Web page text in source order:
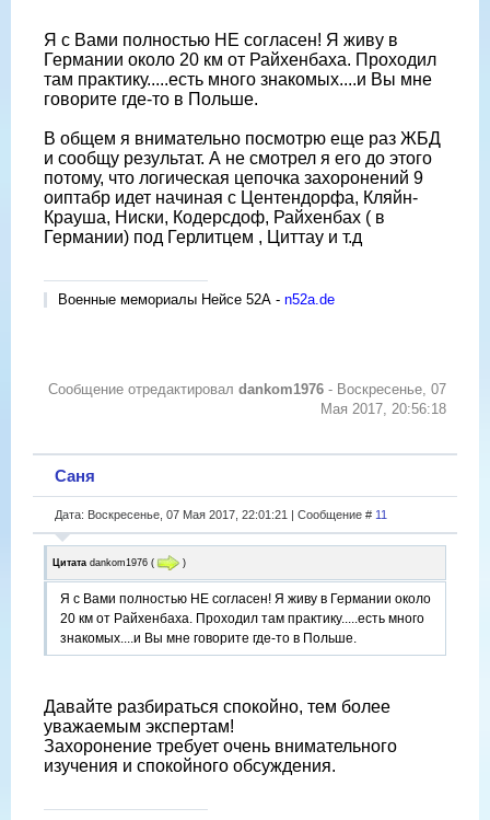
Я с Вами полностью НЕ согласен! Я живу в
Германии около 20 км от Райхенбаха. Проходил
там практику.....есть много знакомых....и Вы мне
говорите где-то в Польше.
В общем я внимательно посмотрю еще раз ЖБД
и сообщу результат. А не смотрел я его до этого
потому, что логическая цепочка захоронений 9
оиптабр идет начиная с Центендорфа, Кляйн-
Крауша, Ниски, Кодерсдоф, Райхенбах ( в
Германии) под Герлитцем , Циттау и т.д
Военные мемориалы Нейсе 52А - n52a.de
Сообщение отредактировал dankom1976 - Воскресенье, 07
Мая 2017, 20:56:18
Саня
Дата: Воскресенье, 07 Мая 2017, 22:01:21 | Сообщение # 11
Цитата dankom1976 ( )
Я с Вами полностью НЕ согласен! Я живу в Германии около
20 км от Райхенбаха. Проходил там практику.....есть много
знакомых....и Вы мне говорите где-то в Польше.
Давайте разбираться спокойно, тем более
уважаемым экспертам!
Захоронение требует очень внимательного
изучения и спокойного обсуждения.